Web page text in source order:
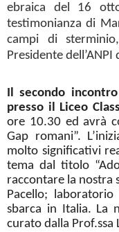
ebraica del 16
testimonianza di
campi di
Presidente
Il secondo
presso il Liceo
ore 10.30 ed avrà
Gap romani”.
molto significativi
tema dal titolo
raccontare la nostra
Pacello;
sbarca in Italia. La
curato dalla Prof.ssa